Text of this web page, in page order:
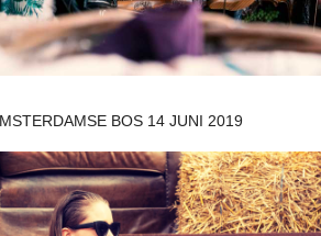
BOS 14 JUNI 2019